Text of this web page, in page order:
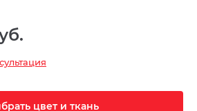
цвет и ткань